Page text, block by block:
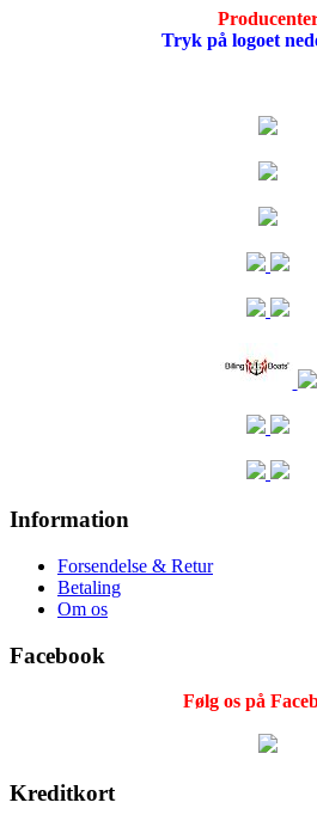
Tryk på logoet
Information
Forsendelse & Retur
Betaling
Om os
Facebook
Følg os på
Kreditkort